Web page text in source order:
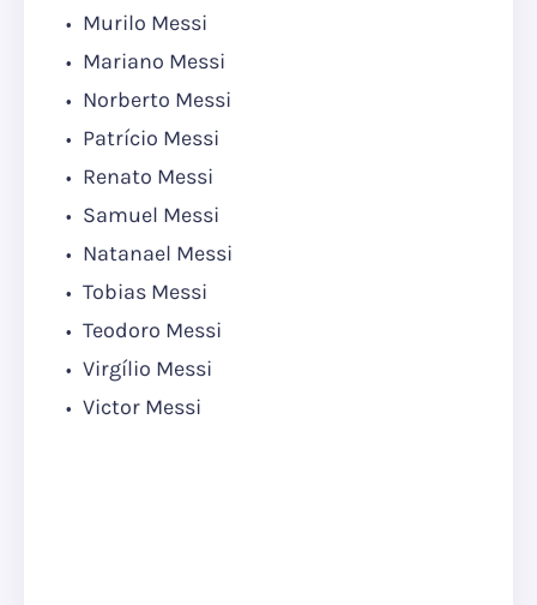
Murilo Messi
Mariano Messi
Norberto Messi
Patrício Messi
Renato Messi
Samuel Messi
Natanael Messi
Tobias Messi
Teodoro Messi
Virgílio Messi
Victor Messi